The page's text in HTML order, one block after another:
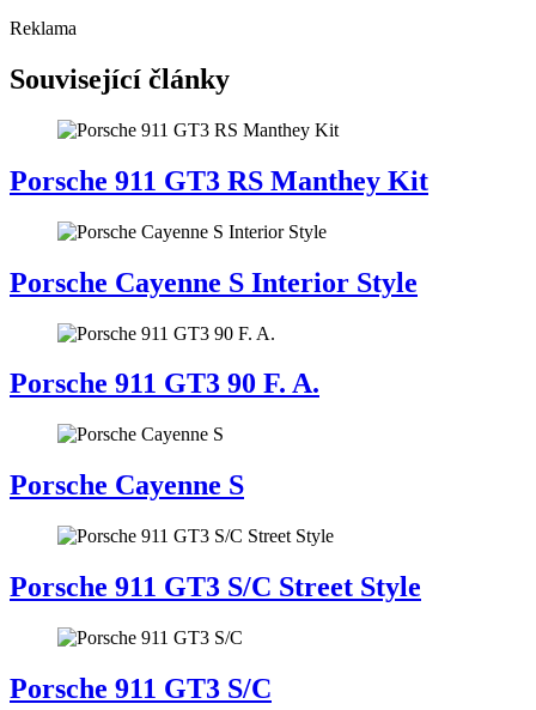
Reklama
Související články
Porsche 911 GT3 RS Manthey Kit
Porsche Cayenne S Interior Style
Porsche 911 GT3 90 F. A.
Porsche Cayenne S
Porsche 911 GT3 S/C Street Style
Porsche 911 GT3 S/C